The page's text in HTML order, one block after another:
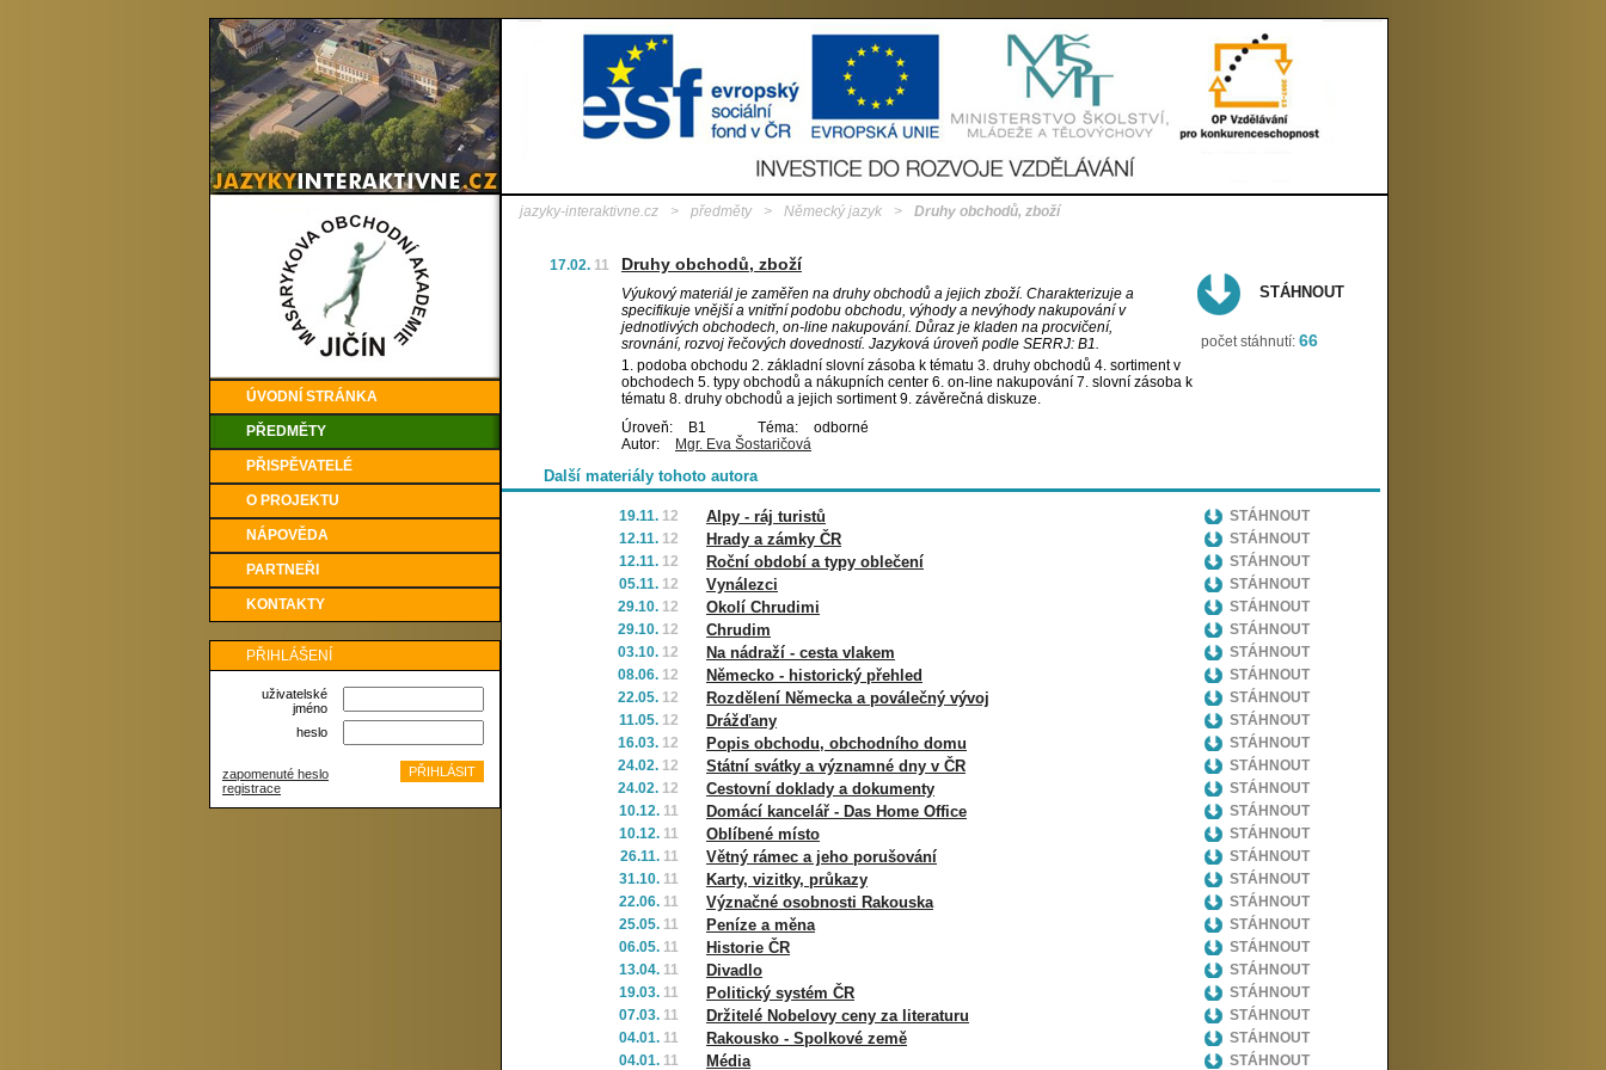
ÚVODNÍ STRÁNKA
PŘEDMĚTY
PŘISPĚVATELÉ
O PROJEKTU
NÁPOVĚDA
PARTNEŘI
KONTAKTY
PŘIHLÁŠENÍ
uživatelské
jméno
heslo
zapomenuté heslo
registrace
jazyky-interaktivne.cz > předměty > Německý jazyk > Druhy obchodů, zboží
17.02. 11 Druhy obchodů, zboží
Výukový materiál je zaměřen na druhy obchodů a jejich zboží. Charakterizuje a
specifikuje vnější a vnitřní podobu obchodu, výhody a nevýhody nakupování v
jednotlivých obchodech, on-line nakupování. Důraz je kladen na procvičení,
srovnání, rozvoj řečových dovedností. Jazyková úroveň podle SERRJ: B1.
1. podoba obchodu 2. základní slovní zásoba k tématu 3. druhy obchodů 4. sortiment v
obchodech 5. typy obchodů a nákupních center 6. on-line nakupování 7. slovní zásoba k
tématu 8. druhy obchodů a jejich sortiment 9. závěrečná diskuze.
Úroveň:
B1 Téma:
odborné
Autor:
Mgr. Eva Šostaričová
STÁHNOUT
počet stáhnutí: 66
Další materiály tohoto autora
19.11. 12 Alpy - ráj turistů
STÁHNOUT
12.11. 12 Hrady a zámky ČR
STÁHNOUT
12.11. 12 Roční období a typy oblečení
STÁHNOUT
05.11. 12 Vynálezci
STÁHNOUT
29.10. 12 Okolí Chrudimi
STÁHNOUT
29.10. 12 Chrudim
STÁHNOUT
03.10. 12 Na nádraží - cesta vlakem
STÁHNOUT
08.06. 12 Německo - historický přehled
STÁHNOUT
22.05. 12 Rozdělení Německa a poválečný vývoj
STÁHNOUT
11.05. 12 Drážďany
STÁHNOUT
16.03. 12 Popis obchodu, obchodního domu
STÁHNOUT
24.02. 12 Státní svátky a významné dny v ČR
STÁHNOUT
24.02. 12 Cestovní doklady a dokumenty
STÁHNOUT
10.12. 11 Domácí kancelář - Das Home Office
STÁHNOUT
10.12. 11 Oblíbené místo
STÁHNOUT
26.11. 11 Větný rámec a jeho porušování
STÁHNOUT
31.10. 11 Karty, vizitky, průkazy
STÁHNOUT
22.06. 11 Význačné osobnosti Rakouska
STÁHNOUT
25.05. 11 Peníze a měna
STÁHNOUT
06.05. 11 Historie ČR
STÁHNOUT
13.04. 11 Divadlo
STÁHNOUT
19.03. 11 Politický systém ČR
STÁHNOUT
07.03. 11 Držitelé Nobelovy ceny za literaturu
STÁHNOUT
04.01. 11 Rakousko - Spolkové země
STÁHNOUT
04.01. 11 Média STÁHNOUT